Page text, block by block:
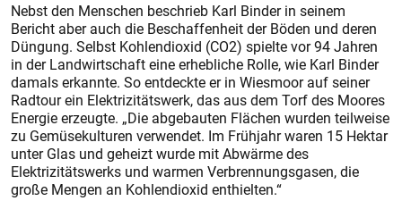
Nebst den Menschen beschrieb Karl Binder in seinem
Bericht aber auch die Beschaffenheit der Böden und deren
Düngung. Selbst Kohlendioxid (CO2) spielte vor 94 Jahren
in der Landwirtschaft eine erhebliche Rolle, wie Karl Binder
damals erkannte. So entdeckte er in Wiesmoor auf seiner
Radtour ein Elektrizitätswerk, das aus dem Torf des Moores
Energie erzeugte. „Die abgebauten Flächen wurden teilweise
zu Gemüsekulturen verwendet. Im Frühjahr waren 15 Hektar
unter Glas und geheizt wurde mit Abwärme des
Elektrizitätswerks und warmen Verbrennungsgasen, die
große Mengen an Kohlendioxid enthielten.“